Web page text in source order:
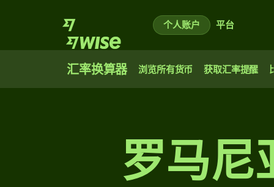
个人账户 平台
汇率换算器 浏览所有货币 获取汇率提醒
罗马尼